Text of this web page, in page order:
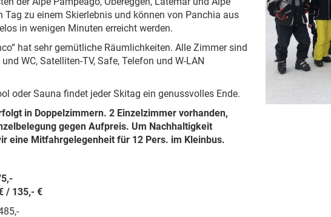
Tag zu einem Skierlebnis und können von Panchia aus
in wenigen Minuten erreicht werden.
hat sehr gemütliche Räumlichkeiten. Alle Zimmer sind
WC, Satelliten-TV, Safe, Telefon und W-LAN
oder Sauna findet jeder Skitag ein genussvolles Ende.
in Doppelzimmern. 2 Einzelzimmer vorhanden,
gegen Aufpreis. Um Nachhaltigkeit
eine Mitfahrgelegenheit für 12 Pers. im Kleinbus.
/ 135,- €